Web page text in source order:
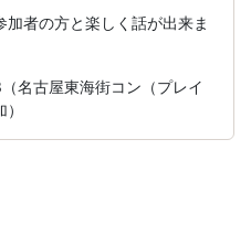
者の方と楽しく話が出来ま
名古屋東海街コン（プレイ